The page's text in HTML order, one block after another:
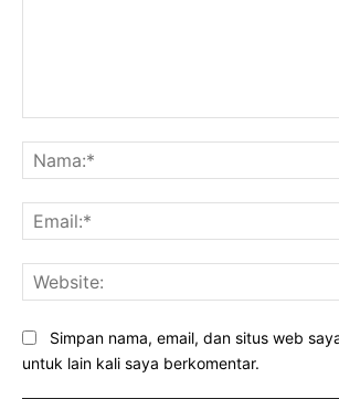
Simpan nama, email, dan situs web
untuk lain kali saya berkomentar.